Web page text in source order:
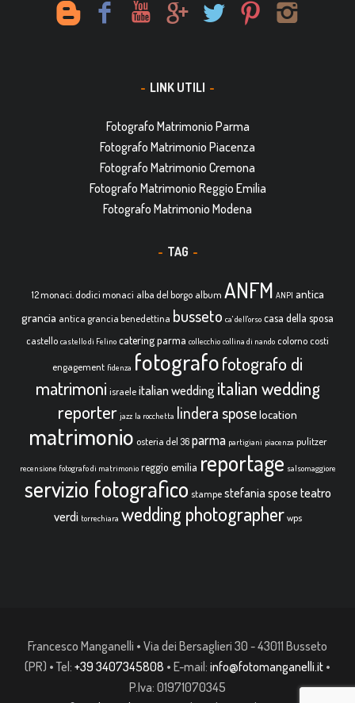
LINK UTILI
Fotografo Matrimonio Parma
Fotografo Matrimonio Piacenza
Fotografo Matrimonio Cremona
Fotografo Matrimonio Reggio Emilia
Fotografo Matrimonio Modena
TAG
12 monaci. dodici monaci alba del borgo album ANFM ANPI antica
grancia antica grancia benedettina busseto ca' dell'orso casa della sposa
castello castello di Felino catering parma collecchio collina di nando colorno costi
engagement fidenza fotografofotografo di
matrimoni israele italian wedding italian wedding
reporter jazz la rocchetta lindera sposelocation
matrimonio osteria del 36parma partigiani piacenza pulitzer
recensione fotografo di matrimonio reggio emilia reportage salsomaggiore
servizio fotografico stampe stefania spose teatro
verdi torrechiara wedding photographer wps
Francesco Manganelli • Via dei Bersaglieri 30 - 43011 Busseto
(PR) • Tel: +39 3407345808 • E-mail: info@fotomanganelli.it •
P.Iva: 01971070345